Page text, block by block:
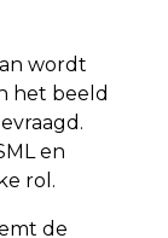
wordt
het beeld
en
rol.
de